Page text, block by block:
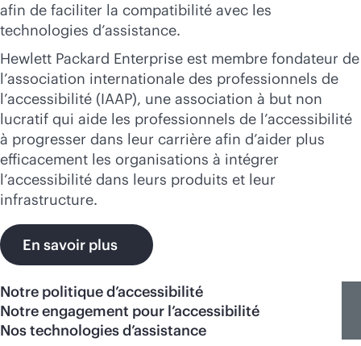
afin de faciliter la compatibilité avec les
technologies d’assistance.
Hewlett Packard Enterprise est membre fondateur de
l’association internationale des professionnels de
l’accessibilité (IAAP), une association à but non
lucratif qui aide les professionnels de l’accessibilité
à progresser dans leur carrière afin d’aider plus
efficacement les organisations à intégrer
l’accessibilité dans leurs produits et leur
infrastructure.
En savoir plus
Notre politique d’accessibilité
Notre engagement pour l’accessibilité
Nos technologies d’assistance